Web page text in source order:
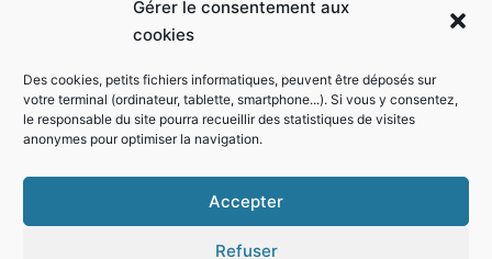
Gérer le consentement aux
cookies
Des cookies, petits fichiers informatiques, peuvent être déposés sur
votre terminal (ordinateur, tablette, smartphone...). Si vous y consentez,
le responsable du site pourra recueillir des statistiques de visites
anonymes pour optimiser la navigation.
Accepter
Refuser
Horaires d'ouverture de la mairie